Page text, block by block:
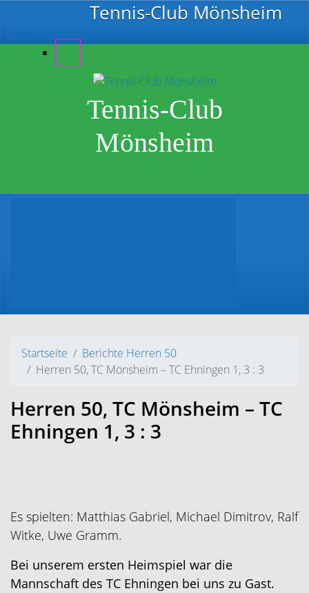
Zum Hauptinhalt springenTennis-Club Mönsheim
Tennis-Club
Mönsheim
Startseite
Berichte Herren 50
Herren 50, TC Mönsheim – TC Ehningen 1, 3 : 3
Herren 50, TC Mönsheim – TC
Ehningen 1, 3 : 3
Es spielten: Matthias Gabriel, Michael Dimitrov, Ralf
Witke, Uwe Gramm.
Bei unserem ersten Heimspiel war die
Mannschaft des TC Ehningen bei uns zu Gast.